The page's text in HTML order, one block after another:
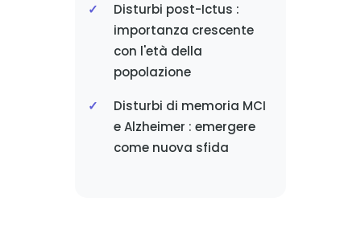
Disturbi post-Ictus :
importanza crescente
con l'età della
popolazione
Disturbi di memoria MCI
e Alzheimer : emergere
come nuova sfida